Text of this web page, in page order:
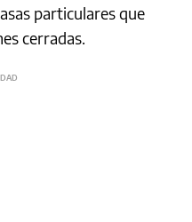
particulares que
cerradas.